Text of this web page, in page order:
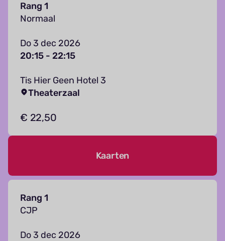
Rang 1
Normaal
Do 3 dec 2026
20:15 - 22:15
Tis Hier Geen Hotel 3
Theaterzaal
€ 22,50
Kaarten
Rang 1
CJP
Do 3 dec 2026